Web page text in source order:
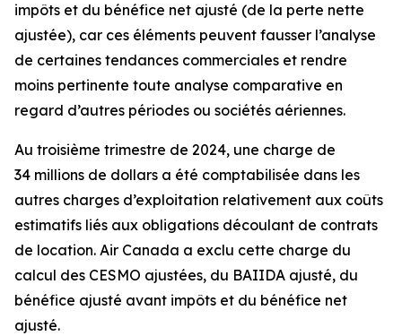
impôts et du bénéfice net ajusté (de la perte nette
ajustée), car ces éléments peuvent fausser l’analyse
de certaines tendances commerciales et rendre
moins pertinente toute analyse comparative en
regard d’autres périodes ou sociétés aériennes.
Au troisième trimestre de 2024, une charge de
34 millions de dollars a été comptabilisée dans les
autres charges d’exploitation relativement aux coûts
estimatifs liés aux obligations découlant de contrats
de location. Air Canada a exclu cette charge du
calcul des CESMO ajustées, du BAIIDA ajusté, du
bénéfice ajusté avant impôts et du bénéfice net
ajusté.